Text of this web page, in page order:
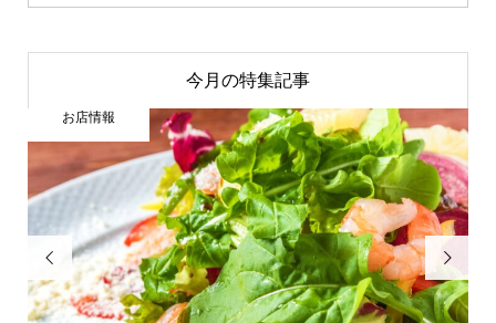
今月の特集記事

お店情報
